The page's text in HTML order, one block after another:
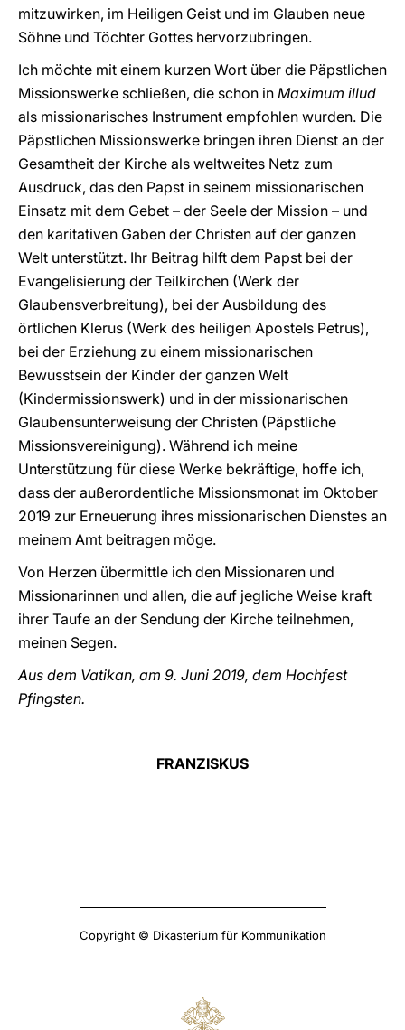
mitzuwirken, im Heiligen Geist und im Glauben neue
Söhne und Töchter Gottes hervorzubringen.
Ich möchte mit einem kurzen Wort über die Päpstlichen
Missionswerke schließen, die schon in Maximum illud
als missionarisches Instrument empfohlen wurden. Die
Päpstlichen Missionswerke bringen ihren Dienst an der
Gesamtheit der Kirche als weltweites Netz zum
Ausdruck, das den Papst in seinem missionarischen
Einsatz mit dem Gebet – der Seele der Mission – und
den karitativen Gaben der Christen auf der ganzen
Welt unterstützt. Ihr Beitrag hilft dem Papst bei der
Evangelisierung der Teilkirchen (Werk der
Glaubensverbreitung), bei der Ausbildung des
örtlichen Klerus (Werk des heiligen Apostels Petrus),
bei der Erziehung zu einem missionarischen
Bewusstsein der Kinder der ganzen Welt
(Kindermissionswerk) und in der missionarischen
Glaubensunterweisung der Christen (Päpstliche
Missionsvereinigung). Während ich meine
Unterstützung für diese Werke bekräftige, hoffe ich,
dass der außerordentliche Missionsmonat im Oktober
2019 zur Erneuerung ihres missionarischen Dienstes an
meinem Amt beitragen möge.
Von Herzen übermittle ich den Missionaren und
Missionarinnen und allen, die auf jegliche Weise kraft
ihrer Taufe an der Sendung der Kirche teilnehmen,
meinen Segen.
Aus dem Vatikan, am 9. Juni 2019, dem Hochfest
Pfingsten.
FRANZISKUS
Copyright © Dikasterium für Kommunikation